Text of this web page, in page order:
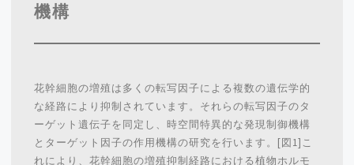
機構
花幹細胞の増殖は多くの転写因子による複数の遺伝学的
な経路により抑制されています。それらの転写因子のタ
ーゲット遺伝子を同定し、時空間特異的な発現制御機構
とターゲット因子の作用機構の研究を行います。[図1]こ
れにより、花幹細胞の増殖抑制経路における植物ホルモ